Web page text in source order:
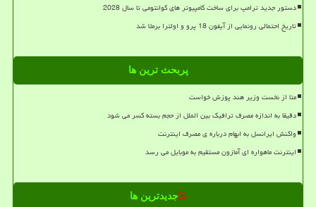
دستور جدید ترامپ برای ساخت کامپیوتر های کوانتومی تا سال 2028
تاریخ احتمالی رونمایی از آیفون 18 پرو و اولترا برملا شد
پربحث ترین ها
متا از نخست وزیر هند پوزش خواست
دقیقا به اندازه مصرف ترافیک بین الملل از حجم بسته کسر می شود
واکنش ایرانسل به ابهام درباره ی مصرف اینترنت
اینترنت ماهواره ای آمازون مستقیم به موبایل می رسد
جدیدترین ها